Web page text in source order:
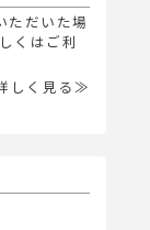
ただいた場
くはご利
しく見る≫